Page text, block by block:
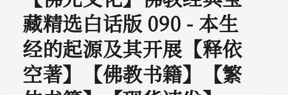
藏精选白话版 090 - 本生
经的起源及其开展【释依
空著】【佛教书籍】【繁